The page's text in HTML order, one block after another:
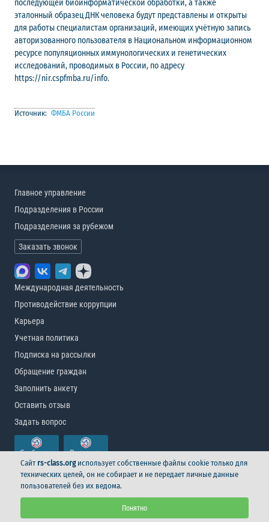
последующей биоинформатической обработки, а также
эталонный образец ДНК человека будут представлены и открыты
для работы специалистам организаций, имеющих учётную запись
авторизованного пользователя в Национальном информационном
ресурсе популяционных иммунологических и генетических
исследований, проводимых в России, по адресу
https://nir.cspfmba.ru/info.
Источник: ФМБА России
Главное управление
Подразделения в России
Подразделения за рубежом
Заказать звонок
Международная деятельность
Противодействие коррупции
Карьера
Учетная политика
Подписка на рассылки
Обращение граждан
Заполнить анкету
Оставить отзыв
Задать вопрос
© Российский морской регистр судоходства, 2026
Логотип
Сайт rs-class.orgиспользует собственные файлы cookie только для
технических целей, он не собирает и не передает личные данные
пользователей без их ведома.
Понятно